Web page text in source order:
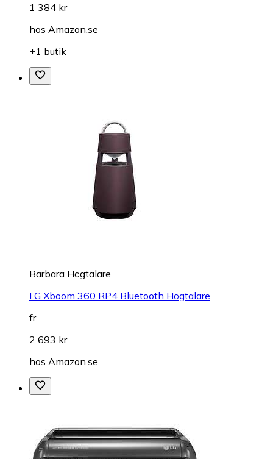
1 384 kr
hos Amazon.se
+1 butik
Bärbara Högtalare
LG Xboom 360 RP4 Bluetooth Högtalare
fr.
2 693 kr
hos Amazon.se